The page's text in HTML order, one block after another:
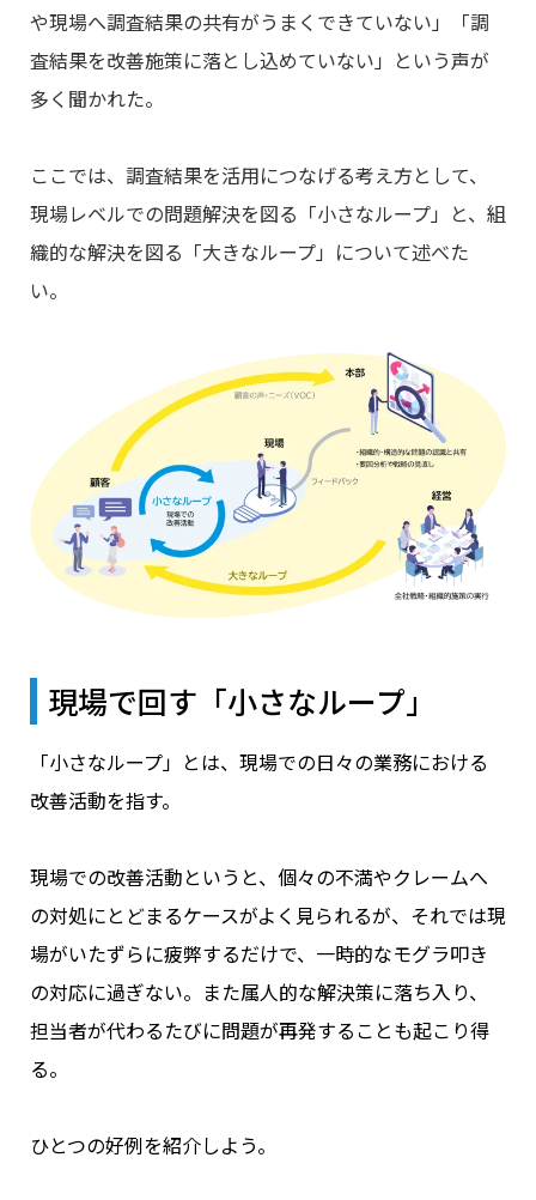
や現場へ調査結果の共有がうまくできていない」「調
査結果を改善施策に落とし込めていない」という声が
多く聞かれた。
ここでは、調査結果を活用につなげる考え方として、
現場レベルでの問題解決を図る「小さなループ」と、組
織的な解決を図る「大きなループ」について述べた
い。
現場で回す「小さなループ」
「小さなループ」とは、現場での日々の業務における
改善活動を指す。
現場での改善活動というと、個々の不満やクレームへ
の対処にとどまるケースがよく見られるが、それでは現
場がいたずらに疲弊するだけで、一時的なモグラ叩き
の対応に過ぎない。また属人的な解決策に落ち入り、
担当者が代わるたびに問題が再発することも起こり得
る。
ひとつの好例を紹介しよう。